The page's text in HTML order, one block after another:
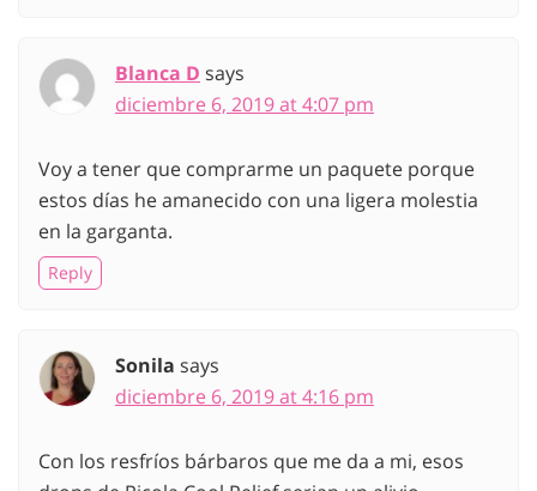
Blanca D says
diciembre 6, 2019 at 4:07 pm
Voy a tener que comprarme un paquete porque
estos días he amanecido con una ligera molestia
en la garganta.
Reply
Sonila says
diciembre 6, 2019 at 4:16 pm
Con los resfríos bárbaros que me da a mi, esos